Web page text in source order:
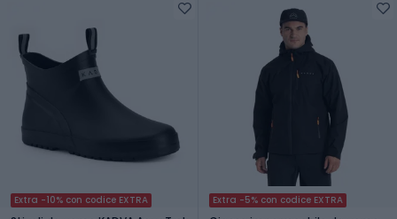
Extra -10% con codice EXTRA Extra -5% con codice EXTRA